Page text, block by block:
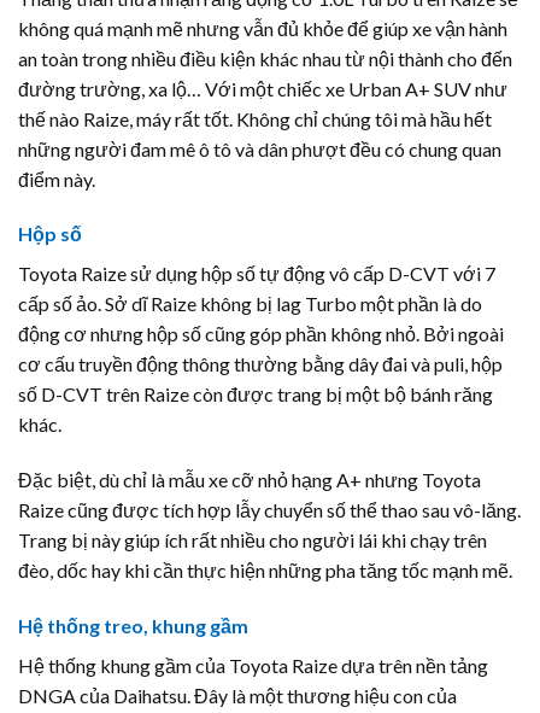
không quá mạnh mẽ nhưng vẫn đủ khỏe để giúp xe vận hành
an toàn trong nhiều điều kiện khác nhau từ nội thành cho đến
đường trường, xa lộ… Với một chiếc xe Urban A+ SUV như
thế nào Raize, máy rất tốt. Không chỉ chúng tôi mà hầu hết
những người đam mê ô tô và dân phượt đều có chung quan
điểm này.
Hộp số
Toyota Raize sử dụng hộp số tự động vô cấp D-CVT với 7
cấp số ảo. Sở dĩ Raize không bị lag Turbo một phần là do
động cơ nhưng hộp số cũng góp phần không nhỏ. Bởi ngoài
cơ cấu truyền động thông thường bằng dây đai và puli, hộp
số D-CVT trên Raize còn được trang bị một bộ bánh răng
khác.
Đặc biệt, dù chỉ là mẫu xe cỡ nhỏ hạng A+ nhưng Toyota
Raize cũng được tích hợp lẫy chuyển số thể thao sau vô-lăng.
Trang bị này giúp ích rất nhiều cho người lái khi chạy trên
đèo, dốc hay khi cần thực hiện những pha tăng tốc mạnh mẽ.
Hệ thống treo, khung gầm
Hệ thống khung gầm của Toyota Raize dựa trên nền tảng
DNGA của Daihatsu. Đây là một thương hiệu con của